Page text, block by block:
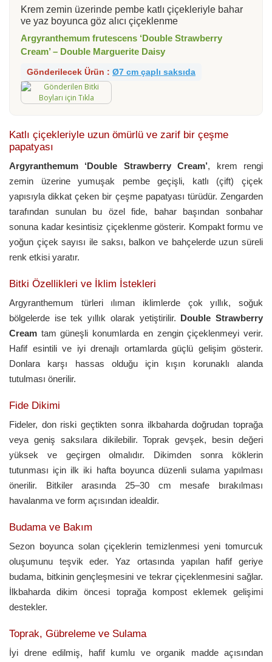
Krem zemin üzerinde pembe katlı çiçekleriyle bahar
ve yaz boyunca göz alıcı çiçeklenme
Argyranthemum frutescens ‘Double Strawberry
Cream’ – Double Marguerite Daisy
Gönderilecek Ürün : Ø7 cm çaplı saksıda
Katlı çiçekleriyle uzun ömürlü ve zarif bir çeşme
papatyası
Argyranthemum ‘Double Strawberry Cream’, krem rengi
zemin üzerine yumuşak pembe geçişli, katlı (çift) çiçek
yapısıyla dikkat çeken bir çeşme papatyası türüdür. Zengarden
tarafından sunulan bu özel fide, bahar başından sonbahar
sonuna kadar kesintisiz çiçeklenme gösterir. Kompakt formu ve
yoğun çiçek sayısı ile saksı, balkon ve bahçelerde uzun süreli
renk etkisi yaratır.
Bitki Özellikleri ve İklim İstekleri
Argyranthemum türleri ılıman iklimlerde çok yıllık, soğuk
bölgelerde ise tek yıllık olarak yetiştirilir. Double Strawberry
Cream tam güneşli konumlarda en zengin çiçeklenmeyi verir.
Hafif esintili ve iyi drenajlı ortamlarda güçlü gelişim gösterir.
Donlara karşı hassas olduğu için kışın korunaklı alanda
tutulması önerilir.
Fide Dikimi
Fideler, don riski geçtikten sonra ilkbaharda doğrudan toprağa
veya geniş saksılara dikilebilir. Toprak gevşek, besin değeri
yüksek ve geçirgen olmalıdır. Dikimden sonra köklerin
tutunması için ilk iki hafta boyunca düzenli sulama yapılması
önerilir. Bitkiler arasında 25–30 cm mesafe bırakılması
havalanma ve form açısından idealdir.
Budama ve Bakım
Sezon boyunca solan çiçeklerin temizlenmesi yeni tomurcuk
oluşumunu teşvik eder. Yaz ortasında yapılan hafif geriye
budama, bitkinin gençleşmesini ve tekrar çiçeklenmesini sağlar.
İlkbaharda dikim öncesi toprağa kompost eklemek gelişimi
destekler.
Toprak, Gübreleme ve Sulama
İyi drene edilmiş, hafif kumlu ve organik madde açısından